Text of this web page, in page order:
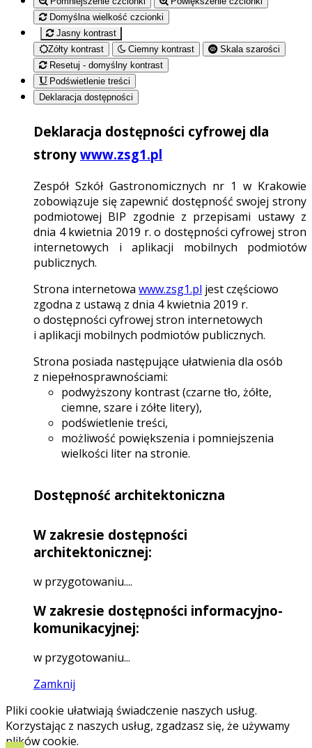
Domyślna wielkość czcionki
Jasny kontrast
Zółty kontrast
Ciemny kontrast
Skala szarości
Resetuj - domyślny kontrast
Podświetlenie treści
Deklaracja dostępności
Deklaracja dostępności cyfrowej dla
strony www.zsg1.pl
Zespół Szkół Gastronomicznych nr 1 w Krakowie
zobowiązuje się zapewnić dostępność swojej strony
podmiotowej BIP zgodnie z przepisami ustawy z
dnia 4 kwietnia 2019 r. o dostępności cyfrowej stron
internetowych i aplikacji mobilnych podmiotów
publicznych.
Strona internetowa www.zsg1.pl jest częściowo
zgodna z ustawą z dnia 4 kwietnia 2019 r.
o dostępności cyfrowej stron internetowych
i aplikacji mobilnych podmiotów publicznych.
Strona posiada następujące ułatwienia dla osób
z niepełnosprawnościami:
podwyższony kontrast (czarne tło, żółte,
ciemne, szare i zółte litery),
podświetlenie treści,
możliwość powiększenia i pomniejszenia
wielkości liter na stronie.
Dostępność architektoniczna
W zakresie dostępności
architektonicznej:
w przygotowaniu....
W zakresie dostępności informacyjno-
komunikacyjnej:
w przygotowaniu...
Zamknij
Pliki cookie ułatwiają świadczenie naszych usług.
Korzystając z naszych usług, zgadzasz się, że używamy
plików cookie.